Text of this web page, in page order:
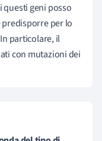
questi geni posso
per lo
particolare, il
con mutazioni dei